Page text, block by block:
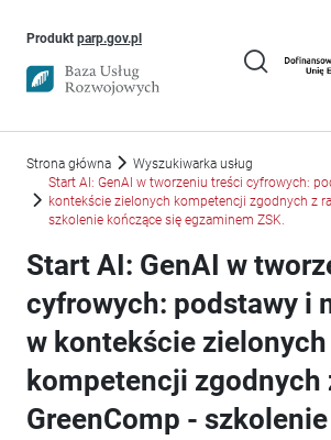
Produkt parp.gov.plUwaga, link otworzy się w
Strona główna
Wyszukiwarka usług
Start AI: GenAI w tworzeniu treści cyfrowych:
kontekście zielonych kompetencji zgodnych z
szkolenie kończące się egzaminem ZSK.
Start AI: GenAI w
cyfrowych: podstawy i
w kontekście zielonych
kompetencji zgodnych
GreenComp -